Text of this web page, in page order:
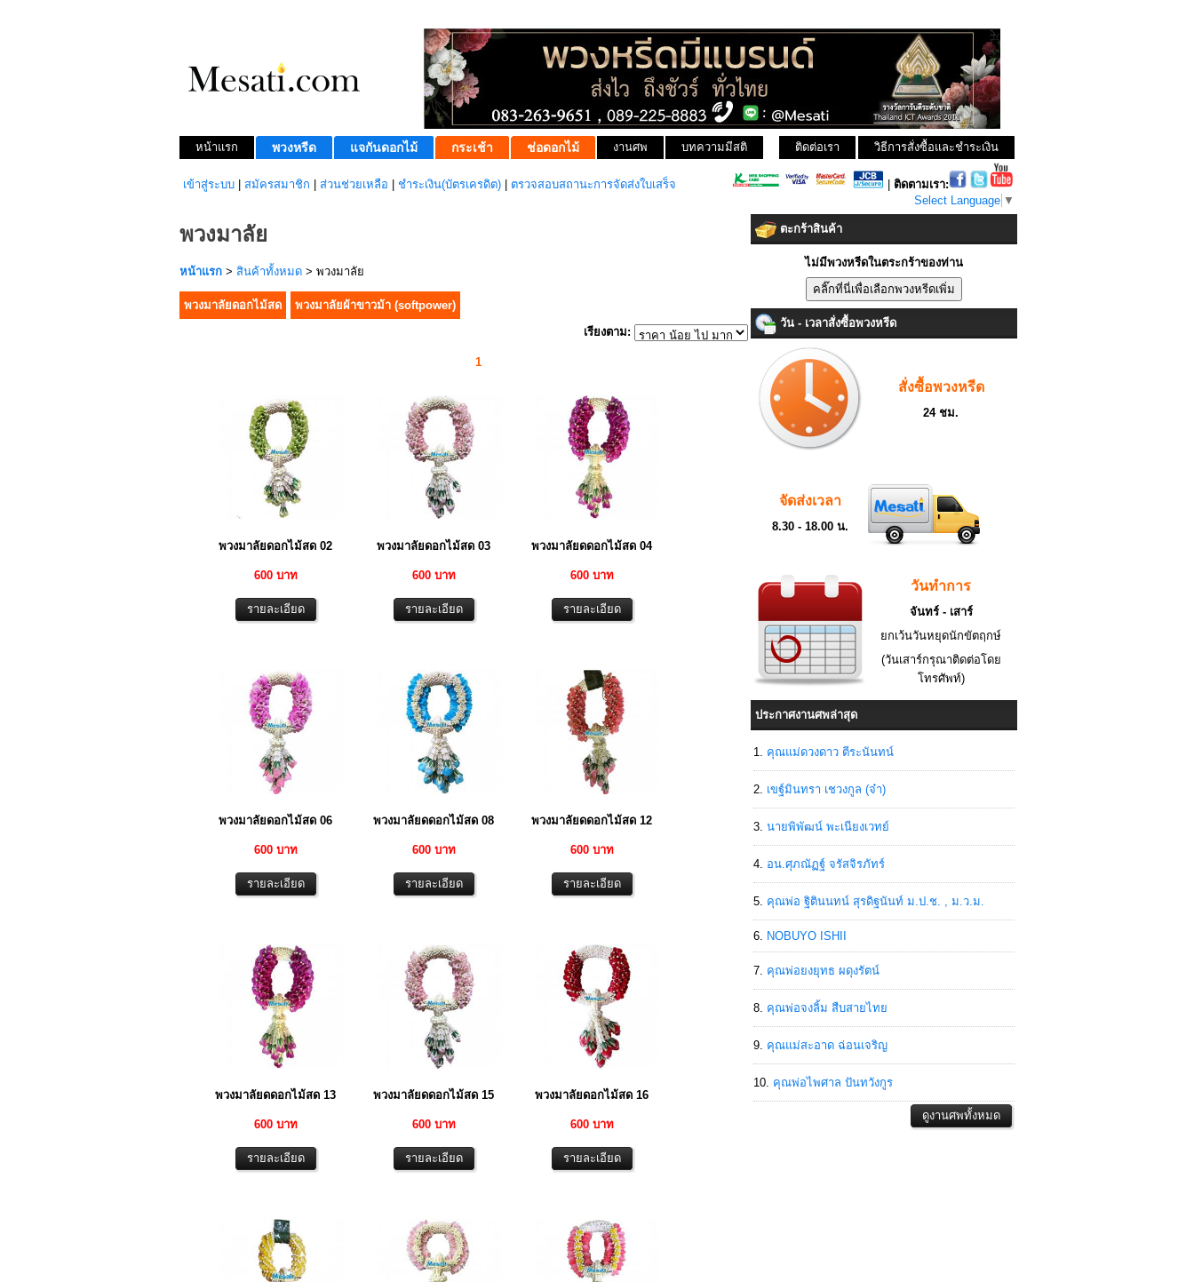
หน้าแรก พวงหรีด แจกันดอกไม้ กระเช้า ช่อดอกไม้ งานศพ บทความมีสติ วิธีการสั่งซื้อและชำระเงิน
ติดต่อเรา
เข้าสู่ระบบ สมัครสมาชิก ส่วนช่วยเหลือ ชำระเงิน(บัตรเครดิต) ตรวจสอบสถานะการจัดส่งใบเสร็จ
ติดตามเรา:
Select Language ▼
พวงมาลัย
หน้าแรก > สินค้าทั้งหมด > พวงมาลัย
พวงมาลัยดอกไม้สด
พวงมาลัยผ้าขาวม้า (softpower)
เรียงตาม:
1
พวงมาลัยดอกไม้สด 02
600 บาท
พวงมาลัยดอกไม้สด 03
600 บาท
พวงมาลัยดดอกไม้สด 04
600 บาท
พวงมาลัยดอกไม้สด 06
600 บาท
พวงมาลัยดดอกไม้สด 08
600 บาท
พวงมาลัยดดอกไม้สด 12
600 บาท
พวงมาลัยดดอกไม้สด 13
600 บาท
พวงมาลัยดดอกไม้สด 15
600 บาท
พวงมาลัยดอกไม้สด 16
600 บาท
ตะกร้าสินค้า
ไม่มีพวงหรีดในตระกร้าของท่าน
วัน - เวลาสั่งซื้อพวงหรีด
สั่งซื้อพวงหรีด
24 ชม.
จัดส่งเวลา
8.30 - 18.00 น.
วันทำการ
จันทร์ - เสาร์
ยกเว้นวันหยุดนักขัตฤกษ์
(วันเสาร์กรุณาติดต่อโดย
โทรศัพท์)
ประกาศงานศพล่าสุด
คุณแม่ดวงดาว ตีระนันทน์
เขฐ์มินทรา เชวงกูล (จ๋า)
นายพิพัฒน์ พะเนียงเวทย์
อน.ศุภณัฏฐ์ จรัสจิรภัทร์
คุณพ่อ ฐิตินนทน์ สุรดิฐนันท์ ม.ป.ช. , ม.ว.ม.
NOBUYO ISHII
คุณพ่อยงยุทธ ผดุงรัตน์
คุณพ่อจงลิ้ม สืบสายไทย
คุณแม่สะอาด ฉ่อนเจริญ
คุณพ่อไพศาล ปันทวังกูร